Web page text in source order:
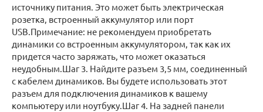
источнику питания. Это может быть электрическая
розетка, встроенный аккумулятор или порт
USB.Примечание: не рекомендуем приобретать
динамики со встроенным аккумулятором, так как их
придется часто заряжать, что может оказаться
неудобным.Шаг 3. Найдите разъем 3,5 мм, соединенный
с кабелем динамиков. Вы будете использовать этот
разъем для подключения динамиков к вашему
компьютеру или ноутбуку.Шаг 4. На задней панели